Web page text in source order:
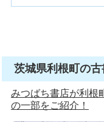
茨城県利根町の
みつばち書店が利根
の一部をご紹介！